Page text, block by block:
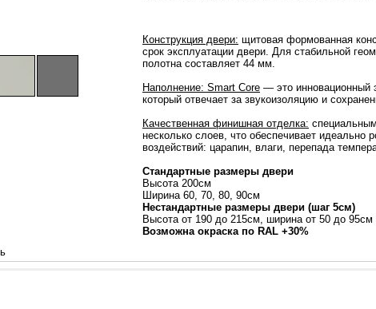
Конструкция двери: щитовая формованная
срок эксплуатации двери. Для стабильной
полотна составляет 44 мм.
Наполнение: Smart Core — это инновационный
который отвечает за звукоизоляцию и
Качественная финишная отделка:
несколько слоев, что обеспечивает
воздействий: царапин, влаги, перепада
Стандартные размеры двери
Высота 200см
Ширина 60, 70, 80, 90см
Нестандартные размеры двери (шаг 5см)
Высота от 190 до 215см, ширина от 50 до 95см
Возможна окраска по RAL +30%